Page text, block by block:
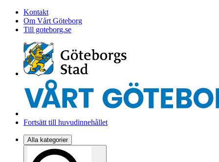
Kontakt
Om Vårt Göteborg
Till goteborg.se
Fortsätt till huvudinnehållet
Alla kategorier